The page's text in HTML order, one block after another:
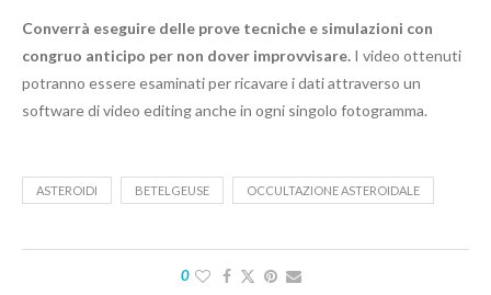
Converrà eseguire delle prove tecniche e simulazioni con
congruo anticipo per non dover improvvisare. I video ottenuti
potranno essere esaminati per ricavare i dati attraverso un
software di video editing anche in ogni singolo fotogramma.
ASTEROIDI BETELGEUSE OCCULTAZIONE ASTEROIDALE
0